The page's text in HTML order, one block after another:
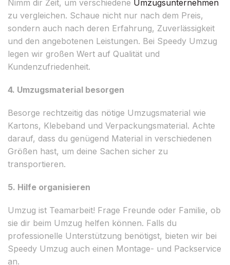
Nimm dir Zeit, um verschiedene Umzugsunternehmen
zu vergleichen. Schaue nicht nur nach dem Preis,
sondern auch nach deren Erfahrung, Zuverlässigkeit
und den angebotenen Leistungen. Bei Speedy Umzug
legen wir großen Wert auf Qualität und
Kundenzufriedenheit.
4. Umzugsmaterial besorgen
Besorge rechtzeitig das nötige Umzugsmaterial wie
Kartons, Klebeband und Verpackungsmaterial. Achte
darauf, dass du genügend Material in verschiedenen
Größen hast, um deine Sachen sicher zu
transportieren.
5. Hilfe organisieren
Umzug ist Teamarbeit! Frage Freunde oder Familie, ob
sie dir beim Umzug helfen können. Falls du
professionelle Unterstützung benötigst, bieten wir bei
Speedy Umzug auch einen Montage- und Packservice
an.